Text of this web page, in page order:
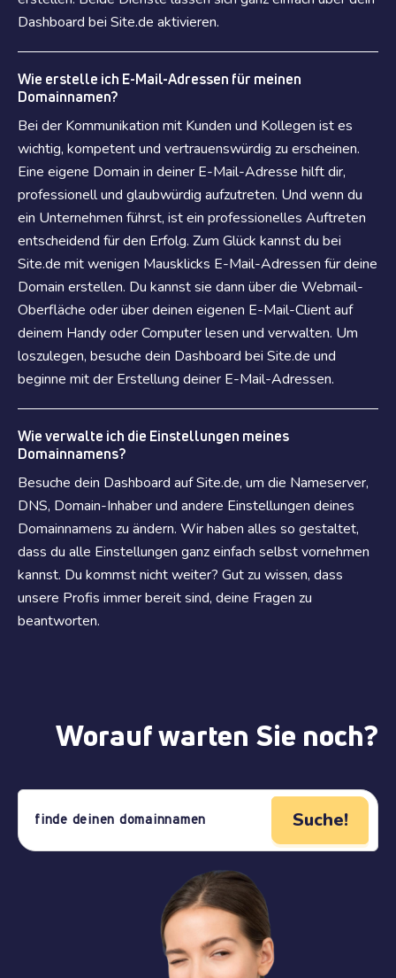
Dashboard bei Site.de aktivieren.
Wie erstelle ich E-Mail-Adressen für meinen
Domainnamen?
Bei der Kommunikation mit Kunden und Kollegen ist es
wichtig, kompetent und vertrauenswürdig zu erscheinen.
Eine eigene Domain in deiner E-Mail-Adresse hilft dir,
professionell und glaubwürdig aufzutreten. Und wenn du
ein Unternehmen führst, ist ein professionelles Auftreten
entscheidend für den Erfolg. Zum Glück kannst du bei
Site.de mit wenigen Mausklicks E-Mail-Adressen für deine
Domain erstellen. Du kannst sie dann über die Webmail-
Oberfläche oder über deinen eigenen E-Mail-Client auf
deinem Handy oder Computer lesen und verwalten. Um
loszulegen, besuche dein Dashboard bei Site.de und
beginne mit der Erstellung deiner E-Mail-Adressen.
Wie verwalte ich die Einstellungen meines
Domainnamens?
Besuche dein Dashboard auf Site.de, um die Nameserver,
DNS, Domain-Inhaber und andere Einstellungen deines
Domainnamens zu ändern. Wir haben alles so gestaltet,
dass du alle Einstellungen ganz einfach selbst vornehmen
kannst. Du kommst nicht weiter? Gut zu wissen, dass
unsere Profis immer bereit sind, deine Fragen zu
beantworten.
Worauf warten Sie noch?
Suche!